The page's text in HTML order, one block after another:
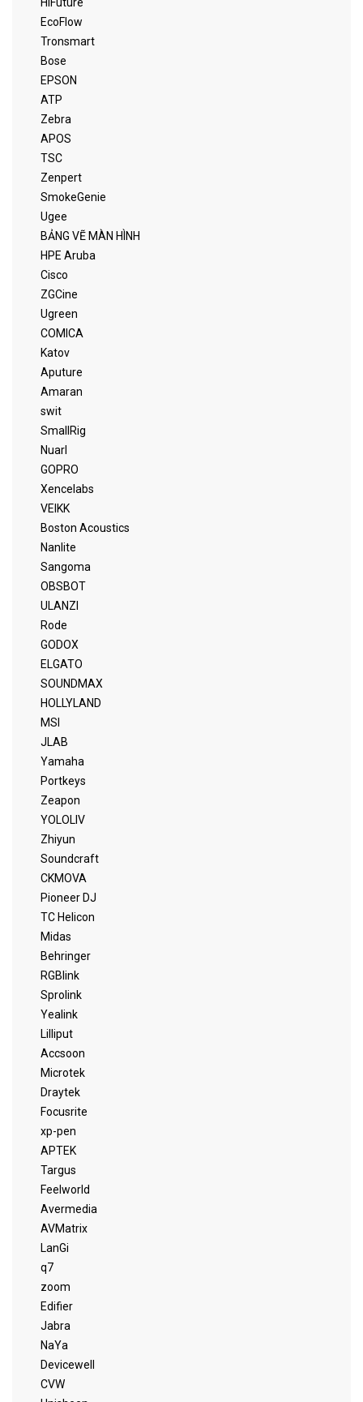
EcoFlow
Tronsmart
Bose
EPSON
ATP
Zebra
APOS
TSC
Zenpert
SmokeGenie
Ugee
BẢNG VẼ MÀN HÌNH
HPE Aruba
Cisco
ZGCine
Ugreen
COMICA
Katov
Aputure
Amaran
swit
SmallRig
Nuarl
GOPRO
Xencelabs
VEIKK
Boston Acoustics
Nanlite
Sangoma
OBSBOT
ULANZI
Rode
GODOX
ELGATO
SOUNDMAX
HOLLYLAND
MSI
JLAB
Yamaha
Portkeys
Zeapon
YOLOLIV
Zhiyun
Soundcraft
CKMOVA
Pioneer DJ
TC Helicon
Midas
Behringer
RGBlink
Sprolink
Yealink
Lilliput
Accsoon
Microtek
Draytek
Focusrite
xp-pen
APTEK
Targus
Feelworld
Avermedia
AVMatrix
LanGi
q7
zoom
Edifier
Jabra
NaYa
Devicewell
CVW